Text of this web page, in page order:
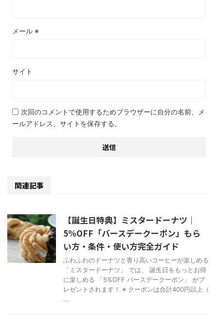
メール ※
サイト
次回のコメントで使用するためブラウザーに自分の名前、メ
ールアドレス、サイトを保存する。
関連記事
【誕生日特典】ミスタードーナツ｜
5%OFF「バースデークーポン」もら
い方・条件・使い方完全ガイド
ふわふわのドーナツと香り高いコーヒーが楽しめる
「ミスタードーナツ」 では、 誕生日をもっとお得
に楽しめる 「5%OFF バースデークーポン」 がプ
レゼントされます！ ※ クーポンは合計400円以上（
...